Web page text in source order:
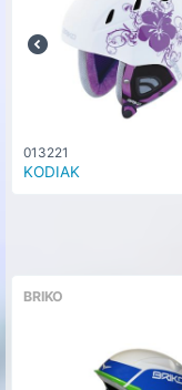
013221
KODIAK
BRIKO